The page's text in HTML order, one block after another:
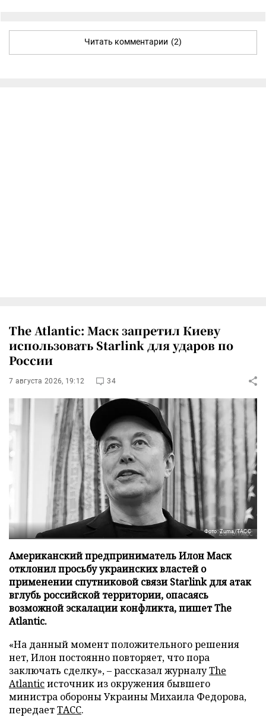
Читать комментарии (2)
The Atlantic: Маск запретил Киеву
использовать Starlink для ударов по
России
7 августа 2026, 19:12 34
Фото: Zuma/ТАСС
Американский предприниматель Илон Маск
отклонил просьбу украинских властей о
применении спутниковой связи Starlink для атак
вглубь российской территории, опасаясь
возможной эскалации конфликта, пишет The
Atlantic.
«На данный момент положительного решения
нет, Илон постоянно повторяет, что пора
заключать сделку», – рассказал журналуThe
Atlanticисточник из окружения бывшего
министра обороны Украины Михаила Федорова,
передаетТАСС.